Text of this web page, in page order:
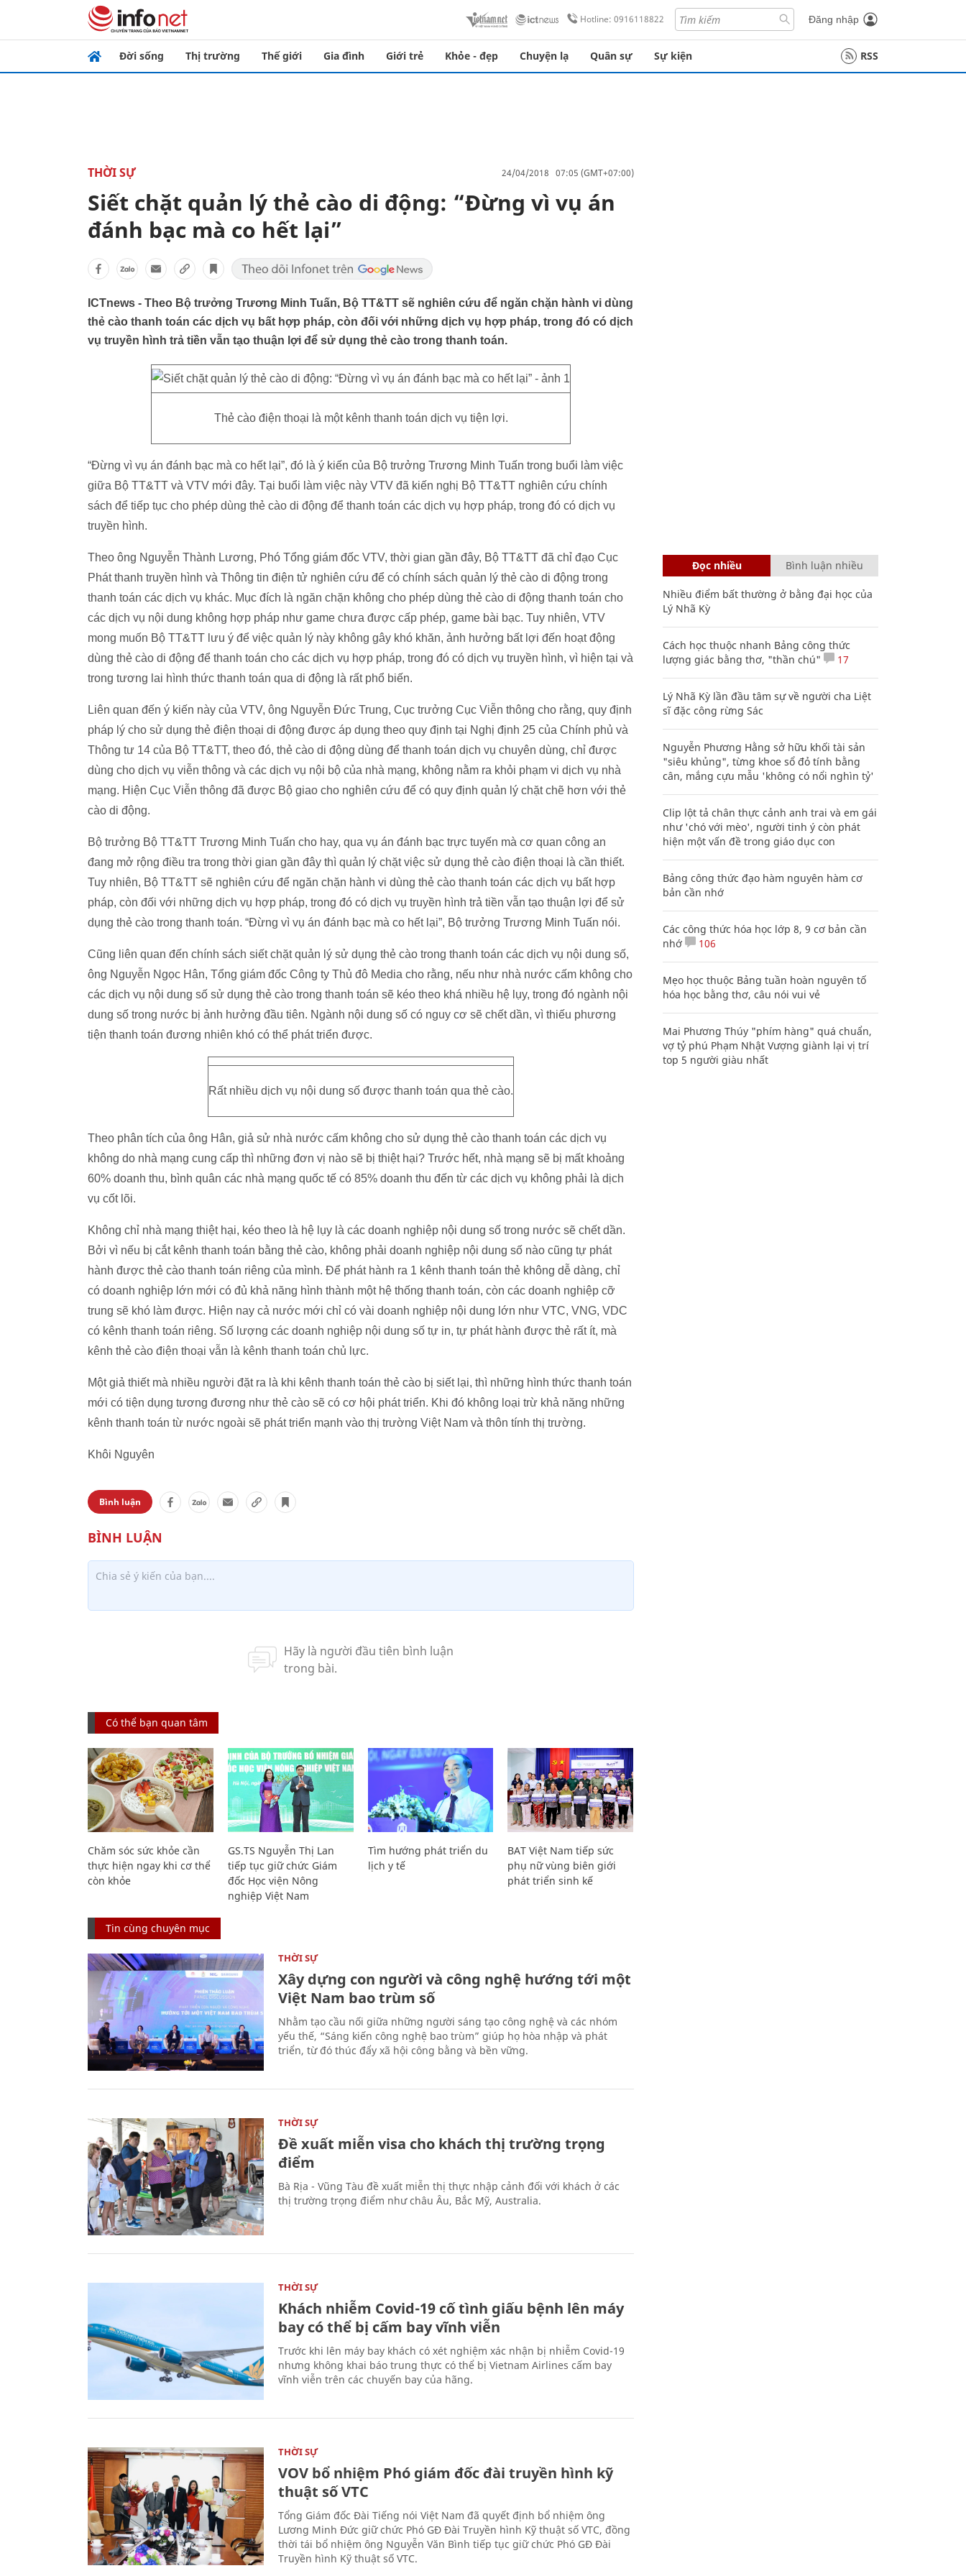
Hotline: 0916118822 Đăng nhập
Đời sống Thị trường Thế giới Gia đình Giới trẻ Khỏe - đẹp Chuyện lạ Quân sự Sự kiện RSS
THỜI SỰ 24/04/2018 07:05 (GMT+07:00)
Siết chặt quản lý thẻ cào di động: “Đừng vì vụ án
đánh bạc mà co hết lại”
ICTnews - Theo Bộ trưởng Trương Minh Tuấn, Bộ TT&TT sẽ nghiên cứu để ngăn chặn hành vi dùng
thẻ cào thanh toán các dịch vụ bất hợp pháp, còn đối với những dịch vụ hợp pháp, trong đó có dịch
vụ truyền hình trả tiền vẫn tạo thuận lợi để sử dụng thẻ cào trong thanh toán.
Thẻ cào điện thoại là một kênh thanh toán dịch vụ tiện lợi.
“Đừng vì vụ án đánh bạc mà co hết lại”, đó là ý kiến của Bộ trưởng Trương Minh Tuấn trong buổi làm việc
giữa Bộ TT&TT và VTV mới đây. Tại buổi làm việc này VTV đã kiến nghị Bộ TT&TT nghiên cứu chính
sách để tiếp tục cho phép dùng thẻ cào di động để thanh toán các dịch vụ hợp pháp, trong đó có dịch vụ
truyền hình.
Theo ông Nguyễn Thành Lương, Phó Tổng giám đốc VTV, thời gian gần đây, Bộ TT&TT đã chỉ đạo Cục
Phát thanh truyền hình và Thông tin điện tử nghiên cứu để có chính sách quản lý thẻ cào di động trong
thanh toán các dịch vụ khác. Mục đích là ngăn chặn không cho phép dùng thẻ cào di động thanh toán cho
các dịch vụ nội dung không hợp pháp như game chưa được cấp phép, game bài bạc. Tuy nhiên, VTV
mong muốn Bộ TT&TT lưu ý để việc quản lý này không gây khó khăn, ảnh hưởng bất lợi đến hoạt động
dùng thẻ cào di động để thanh toán cho các dịch vụ hợp pháp, trong đó có dịch vụ truyền hình, vì hiện tại và
trong tương lai hình thức thanh toán qua di động là rất phổ biến.
Liên quan đến ý kiến này của VTV, ông Nguyễn Đức Trung, Cục trưởng Cục Viễn thông cho rằng, quy định
pháp lý cho sử dụng thẻ điện thoại di động được áp dụng theo quy định tại Nghị định 25 của Chính phủ và
Thông tư 14 của Bộ TT&TT, theo đó, thẻ cào di động dùng để thanh toán dịch vụ chuyên dùng, chỉ được
dùng cho dịch vụ viễn thông và các dịch vụ nội bộ của nhà mạng, không nằm ra khỏi phạm vi dịch vụ nhà
mạng. Hiện Cục Viễn thông đã được Bộ giao cho nghiên cứu để có quy định quản lý chặt chẽ hơn với thẻ
cào di động.
Bộ trưởng Bộ TT&TT Trương Minh Tuấn cho hay, qua vụ án đánh bạc trực tuyến mà cơ quan công an
đang mở rộng điều tra trong thời gian gần đây thì quản lý chặt việc sử dụng thẻ cào điện thoại là cần thiết.
Tuy nhiên, Bộ TT&TT sẽ nghiên cứu để ngăn chặn hành vi dùng thẻ cào thanh toán các dịch vụ bất hợp
pháp, còn đối với những dịch vụ hợp pháp, trong đó có dịch vụ truyền hình trả tiền vẫn tạo thuận lợi để sử
dụng thẻ cào trong thanh toán. “Đừng vì vụ án đánh bạc mà co hết lại”, Bộ trưởng Trương Minh Tuấn nói.
Cũng liên quan đến chính sách siết chặt quản lý sử dụng thẻ cào trong thanh toán các dịch vụ nội dung số,
ông Nguyễn Ngọc Hân, Tổng giám đốc Công ty Thủ đô Media cho rằng, nếu như nhà nước cấm không cho
các dịch vụ nội dung số sử dụng thẻ cào trong thanh toán sẽ kéo theo khá nhiều hệ lụy, trong đó ngành nội
dung số trong nước bị ảnh hưởng đầu tiên. Ngành nội dung số có nguy cơ sẽ chết dần, vì thiếu phương
tiện thanh toán đương nhiên khó có thể phát triển được.
Rất nhiều dịch vụ nội dung số được thanh toán qua thẻ cào.
Theo phân tích của ông Hân, giả sử nhà nước cấm không cho sử dụng thẻ cào thanh toán các dịch vụ
không do nhà mạng cung cấp thì những đơn vị nào sẽ bị thiệt hại? Trước hết, nhà mạng sẽ bị mất khoảng
60% doanh thu, bình quân các nhà mạng quốc tế có 85% doanh thu đến từ các dịch vụ không phải là dịch
vụ cốt lõi.
Không chỉ nhà mạng thiệt hại, kéo theo là hệ lụy là các doanh nghiệp nội dung số trong nước sẽ chết dần.
Bởi vì nếu bị cắt kênh thanh toán bằng thẻ cào, không phải doanh nghiệp nội dung số nào cũng tự phát
hành được thẻ cào thanh toán riêng của mình. Để phát hành ra 1 kênh thanh toán thẻ không dễ dàng, chỉ
có doanh nghiệp lớn mới có đủ khả năng hình thành một hệ thống thanh toán, còn các doanh nghiệp cỡ
trung sẽ khó làm được. Hiện nay cả nước mới chỉ có vài doanh nghiệp nội dung lớn như VTC, VNG, VDC
có kênh thanh toán riêng. Số lượng các doanh nghiệp nội dung số tự in, tự phát hành được thẻ rất ít, mà
kênh thẻ cào điện thoại vẫn là kênh thanh toán chủ lực.
Một giả thiết mà nhiều người đặt ra là khi kênh thanh toán thẻ cào bị siết lại, thì những hình thức thanh toán
mới có tiện dụng tương đương như thẻ cào sẽ có cơ hội phát triển. Khi đó không loại trừ khả năng những
kênh thanh toán từ nước ngoài sẽ phát triển mạnh vào thị trường Việt Nam và thôn tính thị trường.
Khôi Nguyên
Bình luận
Có thể bạn quan tâm
Chăm sóc sức khỏe cần
thực hiện ngay khi cơ thể
còn khỏe
GS.TS Nguyễn Thị Lan
tiếp tục giữ chức Giám
đốc Học viện Nông
nghiệp Việt Nam
Tìm hướng phát triển du
lịch y tế
BAT Việt Nam tiếp sức
phụ nữ vùng biên giới
phát triển sinh kế
Tin cùng chuyên mục
THỜI SỰ
Xây dựng con người và công nghệ hướng tới một
Việt Nam bao trùm số
Nhằm tạo cầu nối giữa những người sáng tạo công nghệ và các nhóm
yếu thế, “Sáng kiến công nghệ bao trùm” giúp họ hòa nhập và phát
triển, từ đó thúc đẩy xã hội công bằng và bền vững.
THỜI SỰ
Đề xuất miễn visa cho khách thị trường trọng
điểm
Bà Rịa - Vũng Tàu đề xuất miễn thị thực nhập cảnh đối với khách ở các
thị trường trọng điểm như châu Âu, Bắc Mỹ, Australia.
THỜI SỰ
Khách nhiễm Covid-19 cố tình giấu bệnh lên máy
bay có thể bị cấm bay vĩnh viễn
Trước khi lên máy bay khách có xét nghiệm xác nhận bị nhiễm Covid-19
nhưng không khai báo trung thực có thể bị Vietnam Airlines cấm bay
vĩnh viễn trên các chuyến bay của hãng.
THỜI SỰ
VOV bổ nhiệm Phó giám đốc đài truyền hình kỹ
thuật số VTC
Tổng Giám đốc Đài Tiếng nói Việt Nam đã quyết định bổ nhiệm ông
Lương Minh Đức giữ chức Phó GĐ Đài Truyền hình Kỹ thuật số VTC, đồng
thời tái bổ nhiệm ông Nguyễn Văn Bình tiếp tục giữ chức Phó GĐ Đài
Truyền hình Kỹ thuật số VTC.
Đọc nhiều Bình luận nhiều
Nhiều điểm bất thường ở bằng đại học của
Lý Nhã Kỳ
Cách học thuộc nhanh Bảng công thức
lượng giác bằng thơ, "thần chú"
17
Lý Nhã Kỳ lần đầu tâm sự về người cha Liệt
sĩ đặc công rừng Sác
Nguyễn Phương Hằng sở hữu khối tài sản
"siêu khủng", từng khoe sổ đỏ tính bằng
cân, mắng cựu mẫu 'không có nổi nghìn tỷ'
Clip lột tả chân thực cảnh anh trai và em gái
như 'chó với mèo', người tinh ý còn phát
hiện một vấn đề trong giáo dục con
Bảng công thức đạo hàm nguyên hàm cơ
bản cần nhớ
Các công thức hóa học lớp 8, 9 cơ bản cần
nhớ
106
Mẹo học thuộc Bảng tuần hoàn nguyên tố
hóa học bằng thơ, câu nói vui vẻ
Mai Phương Thúy "phím hàng" quá chuẩn,
vợ tỷ phú Phạm Nhật Vượng giành lại vị trí
top 5 người giàu nhất